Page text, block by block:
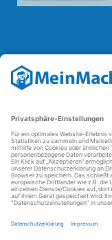
Reparatur
Mit derReparatur-
Reparaturbedingungen
reparierenden Betriebe
Deutschland.
Weitere
FAQ - häufig
Partner werden
Über uns